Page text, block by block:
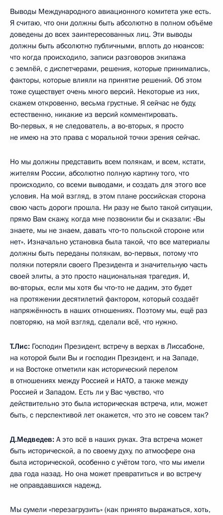
Выводы Международного авиационного комитета уже есть.
Я считаю, что они должны быть абсолютно в полном объёме
доведены до всех заинтересованных лиц. Эти выводы
должны быть абсолютно публичными, вплоть до нюансов:
что когда происходило, записи разговоров экипажа
с землёй, с диспетчерами, решения, которые принимались,
факторы, которые влияли на принятие решений. Об этом
тоже существует очень много версий. Некоторые из них,
скажем откровенно, весьма грустные. Я сейчас не буду,
естественно, никакие из версий комментировать.
Во‑первых, я не следователь, а во‑вторых, я просто
не имею на это права с моральной точки зрения сейчас.
Но мы должны представить всем полякам, и всем, кстати,
жителям России, абсолютно полную картину того, что
происходило, со всеми выводами, и создать для этого все
условия. На мой взгляд, в этом плане российская сторона
свою часть дороги прошла. Ни разу не было такой ситуации,
прямо Вам скажу, когда мне позвонили бы и сказали: «Вы
знаете, мы не знаем, давать что‑то польской стороне или
нет». Изначально установка была такой, что все материалы
должны быть переданы полякам, во‑первых, потому что
поляки потеряли своего Президента и значительную часть
своей элиты, а это просто национальная трагедия. И,
во‑вторых, если мы хотя бы что‑то не дадим, это будет
на протяжении десятилетий фактором, который создаёт
напряжённость в наших отношениях. Поэтому мы, ещё раз
повторяю, на мой взгляд, сделали всё, что нужно.
Т.Лис: Господин Президент, встречу в верхах в Лиссабоне,
на которой были Вы и господин Президент, и на Западе,
и на Востоке отметили как исторический перелом
в отношениях между Россией и НАТО, а также между
Россией и Западом. Есть ли у Вас чувство, что
действительно это была историческая встреча, или, может
быть, с перспективой лет окажется, что это не совсем так?
Д.Медведев: А это всё в наших руках. Эта встреча может
быть исторической, а по своему духу, по атмосфере она
была исторической, особенно с учётом того, что мы имели
два года назад. Но она может превратиться и во встречу
не оправдавшихся надежд.
Мы сумели «перезагрузить» (как принято выражаться, хоть,